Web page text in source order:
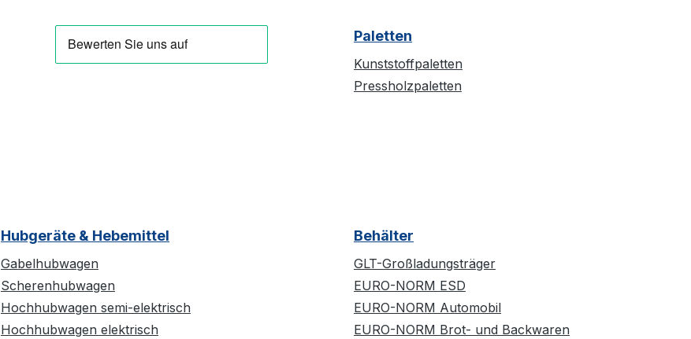
Paletten
Kunststoffpaletten
Pressholzpaletten
Hubgeräte & Hebemittel
Gabelhubwagen
Scherenhubwagen
Hochhubwagen semi-elektrisch
Hochhubwagen elektrisch
Behälter
GLT-Großladungsträger
EURO-NORM ESD
EURO-NORM Automobil
EURO-NORM Brot- und Backwaren